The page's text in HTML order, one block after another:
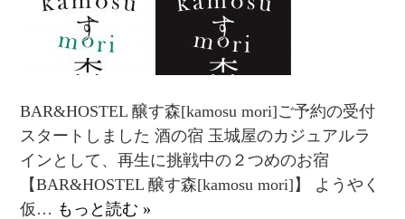
BAR&HOSTEL 醸す森[kamosu mori]ご予約の受付
スタートしました 酒の宿 玉城屋のカジュアルラ
インとして、再生に挑戦中の２つめのお宿
【BAR&HOSTEL 醸す森[kamosu mori]】 ようやく
仮… もっと読む »